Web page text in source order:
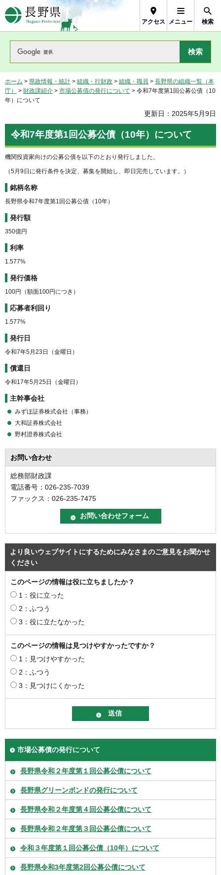
長野県Nagano Prefecture
アクセス メニュー 検索
ホーム > 県政情報・統計 > 組織・行財政 > 組織・職員 > 長野県の組織一覧（本
庁）
> 財政課紹介 > 市場公募債の発行について > 令和7年度第1回公募公債（10
年）について
更新日：2025年5月9日
令和7年度第1回公募公債（10年）について
機関投資家向けの公募公債を以下のとおり発行しました。
（5月9日に発行条件を決定、募集を開始し、即日完売しています。）
銘柄名称
長野県令和7年度第1回公募公債（10年）
発行額
350億円
利率
1.577%
発行価格
100円（額面100円につき）
応募者利回り
1.577%
発行日
令和7年5月23日（金曜日）
償還日
令和17年5月25日（金曜日）
主幹事会社
みずほ証券株式会社（事務）
大和証券株式会社
野村證券株式会社
お問い合わせ
総務部財政課
電話番号：026-235-7039
ファックス：026-235-7475
より良いウェブサイトにするためにみなさまのご意見をお聞かせ
ください
このページの情報は役に立ちましたか？
1：役に立った
2：ふつう
3：役に立たなかった
このページの情報は見つけやすかったですか？
1：見つけやすかった
2：ふつう
3：見つけにくかった
市場公募債の発行について
長野県令和２年度第１回公募公債について
長野県グリーンボンドの発行について
長野県令和２年度第４回公募公債について
長野県令和２年度第３回公募公債について
令和３年度第１回公募公債（10年）について
長野県令和3年度第2回公募公債について